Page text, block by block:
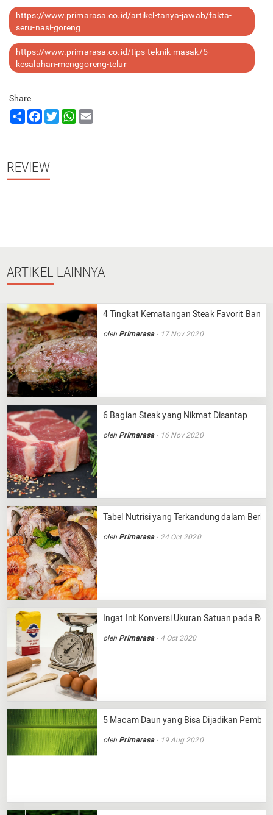
https://www.primarasa.co.id/artikel-tanya-jawab/fakta-
seru-nasi-goreng
https://www.primarasa.co.id/tips-teknik-masak/5-
kesalahan-menggoreng-telur
Share
ShareFacebook
TwitterWhatsApp
REVIEW
ARTIKEL LAINNYA
4 Tingkat Kematangan Steak Favorit
oleh Primarasa- 17 Nov 2020
6 Bagian Steak yang Nikmat Disantap
oleh Primarasa- 16 Nov 2020
Tabel Nutrisi yang Terkandung dalam
oleh Primarasa- 24 Oct 2020
Ingat Ini: Konversi Ukuran Satuan pada
oleh Primarasa- 4 Oct 2020
5 Macam Daun yang Bisa Dijadikan
oleh Primarasa- 19 Aug 2020